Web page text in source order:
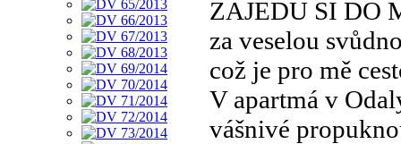
ZAJEDU SI DO
za veselou
což je pro mě
V apartmá v
vášnivé